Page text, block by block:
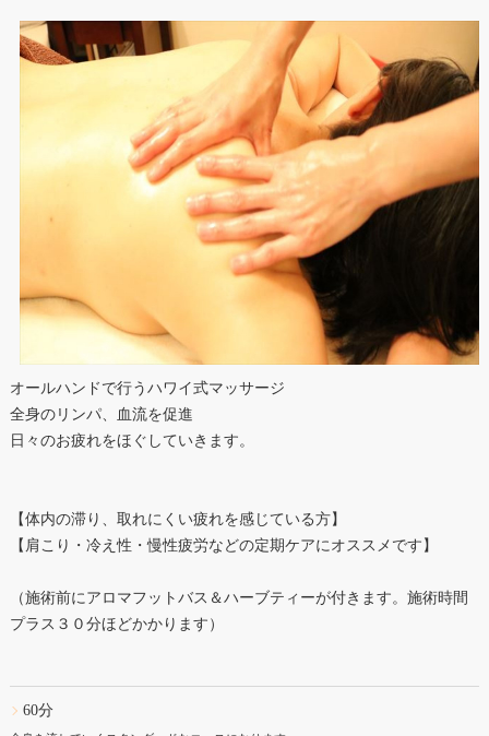
オールハンドで行うハワイ式マッサージ
全身のリンパ、血流を促進
日々のお疲れをほぐしていきます。
【体内の滞り、取れにくい疲れを感じている方】
【肩こり・冷え性・慢性疲労などの定期ケアにオススメです】
（施術前にアロマフットバス＆ハーブティーが付きます。施術時間
プラス３０分ほどかかります）
60分